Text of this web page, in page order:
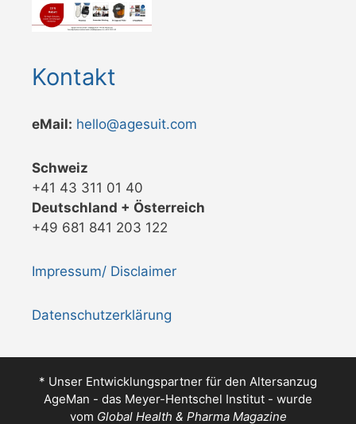
Kontakt
eMail: hello@agesuit.com
Schweiz
+41 43 311 01 40
Deutschland + Österreich
+49 681 841 203 122
Impressum/ Disclaimer
Datenschutzerklärung
* Unser Entwicklungspartner für den Altersanzug
AgeMan - das Meyer-Hentschel Institut - wurde
vom Global Health & Pharma Magazine